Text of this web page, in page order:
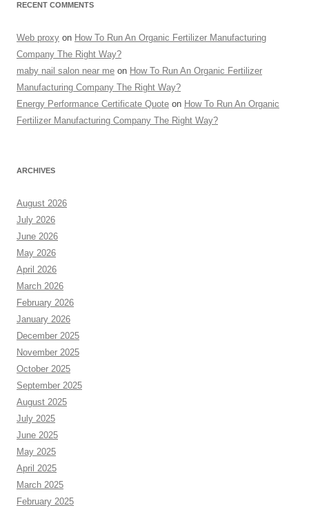
RECENT COMMENTS
Web proxy on How To Run An Organic Fertilizer Manufacturing
Company The Right Way?
maby nail salon near me on How To Run An Organic Fertilizer
Manufacturing Company The Right Way?
Energy Performance Certificate Quote on How To Run An Organic
Fertilizer Manufacturing Company The Right Way?
ARCHIVES
August 2026
July 2026
June 2026
May 2026
April 2026
March 2026
February 2026
January 2026
December 2025
November 2025
October 2025
September 2025
August 2025
July 2025
June 2025
May 2025
April 2025
March 2025
February 2025